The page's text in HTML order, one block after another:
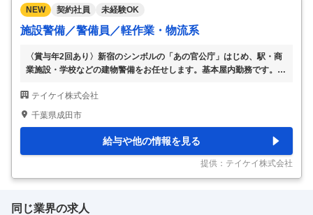
NEW 契約社員 未経験OK
施設警備／警備員／軽作業・物流系
〈賞与年2回あり〉新宿のシンボルの「あの官公庁」はじめ、駅・商
業施設・学校などの建物警備をお任せします。基本屋内勤務です。勤
設・官公庁・市・区役所・税務署 駅・商業施設・学校・官公庁 [契]①
②③施設警備(館内警備)、警備員、軽作業・物流その他 【歓迎する
ーター歓迎、正社員経験不問、資格・スキル身につく、シニア(60代
～)歓迎、学歴(中卒・高卒)不問、ブランク有OK、副業・WワークO
K、ミドル(40代～)活躍中、女性活躍中、職種未経験OK、新卒・第二
新卒歓迎、エルダー…
テイケイ株式会社
千葉県成田市
給与や他の情報を見る
提供：テイケイ株式会社
同じ業界の求人